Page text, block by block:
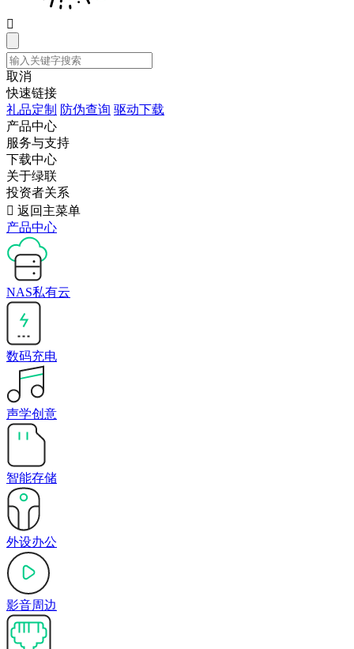

取消
快速链接
礼品定制 防伪查询 驱动下载
产品中心
服务与支持
下载中心
关于绿联
投资者关系
 返回主菜单
产品中心
NAS私有云
数码充电
声学创意
智能存储
外设办公
影音周边